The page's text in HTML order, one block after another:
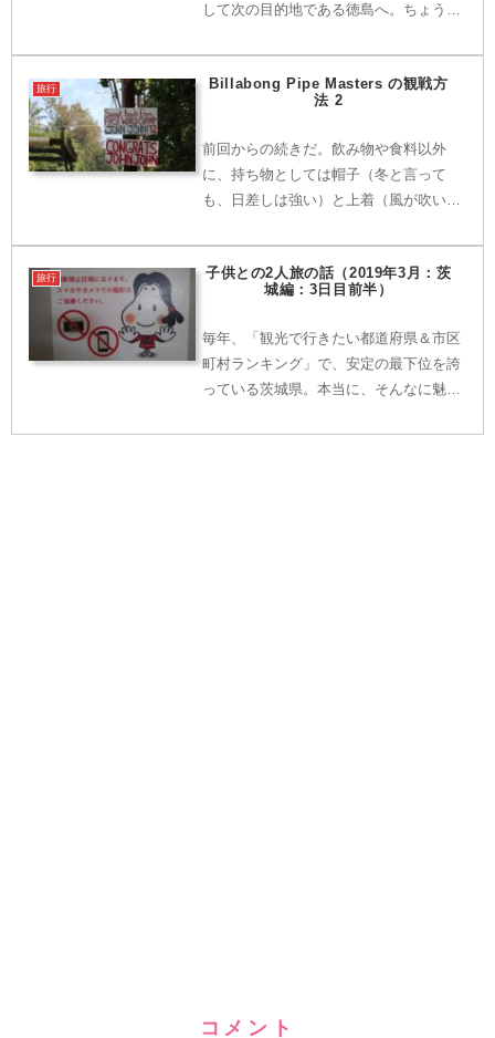
して次の目的地である徳島へ。ちょうど
立ち寄って・・・。
旅行
Billabong Pipe Masters の観戦方
法 2
前回からの続きだ。飲み物や食料以外
に、持ち物としては帽子（冬と言って
も、日差しは強い）と上着（風が吹いた
スマホは、あるに越したことは無い。ス
マホは現地での情報収集や、選手との自
撮り用。写真を撮るなら、40...
旅行
子供との2人旅の話（2019年3月：茨
城編：3日目前半）
毎年、「観光で行きたい都道府県＆市区
町村ランキング」で、安定の最下位を誇
っている茨城県。本当に、そんなに魅
「茨城県に行きたい。」という要望が出
コメント